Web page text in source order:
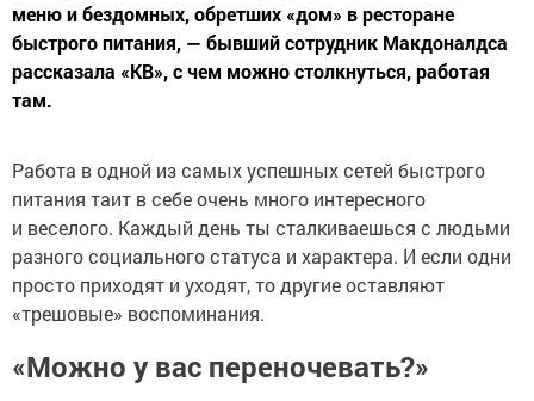
меню и бездомных, обретших «дом» в ресторане
быстрого питания, — бывший сотрудник Макдоналдса
рассказала «КВ», с чем можно столкнуться, работая
там.
Работа в одной из самых успешных сетей быстрого
питания таит в себе очень много интересного
и веселого. Каждый день ты сталкиваешься с людьми
разного социального статуса и характера. И если одни
просто приходят и уходят, то другие оставляют
«трешовые» воспоминания.
«Можно у вас переночевать?»